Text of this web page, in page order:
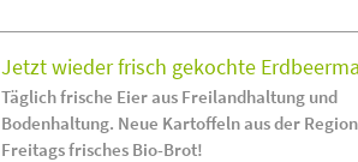
Jetzt wieder frisch gekochte
Täglich frische Eier aus Freilandhaltung und
Bodenhaltung. Neue Kartoffeln aus der
Freitags frisches Bio-Brot!